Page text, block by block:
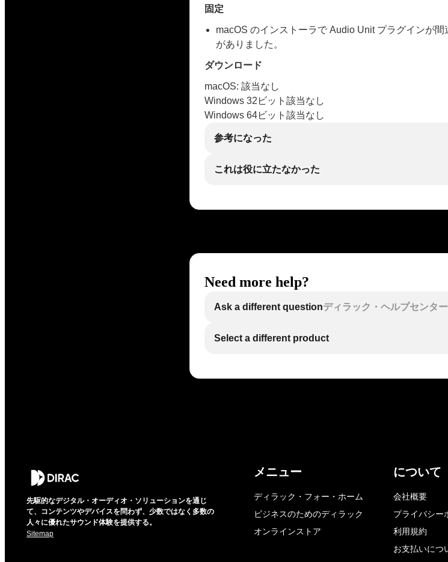
固定
macOS のインストーラで Audio Unit プラグインが
がありました。
ダウンロード
macOS: 該当なし
Windows 32ビット該当なし
Windows 64ビット該当なし
参考になった
これは役に立たなかった
Need more help?
Ask a different questionディラック・ヘルプセンター
Select a different product
先駆的なデジタル・オーディオ・ソリューションを通じ
て、コンテンツやデバイスを問わず、少数ではなく多数の
人々に優れたサウンド体験を提供する。
Sitemap
メニュー
ディラック・フォー・ホーム
ビジネスのためのディラック
オンラインストア
について
会社概要
プライバシー
利用規約
お支払いにつ